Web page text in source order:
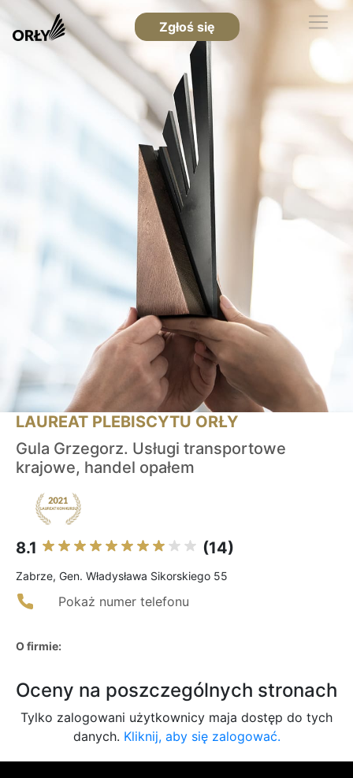
Zgłoś się
LAUREAT PLEBISCYTU ORŁY
Gula Grzegorz. Usługi transportowe
krajowe, handel opałem
8.1 (14)
Zabrze, Gen. Władysława Sikorskiego 55
Pokaż numer telefonu
O firmie:
Oceny na poszczególnych stronach
Tylko zalogowani użytkownicy maja dostęp do tych
danych. Kliknij, aby się zalogować.